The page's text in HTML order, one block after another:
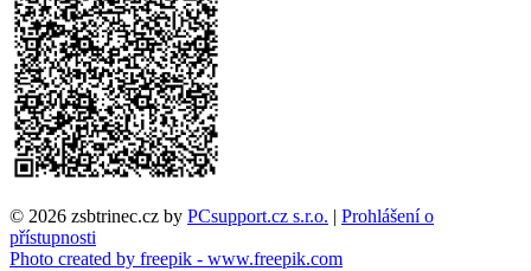
© 2026 zsbtrinec.cz by PCsupport.cz s.r.o. | Prohlášení o
přístupnosti
Photo created by freepik - www.freepik.com